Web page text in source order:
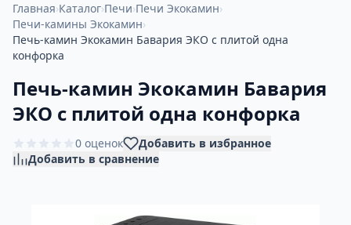
Главная›Каталог›Печи›Печи Экокамин›
Печи-камины Экокамин›
Печь-камин Экокамин Бавария ЭКО с плитой одна
конфорка
Печь-камин Экокамин Бавария
ЭКО с плитой одна конфорка
0 оценок
Добавить в избранное
Добавить в сравнение